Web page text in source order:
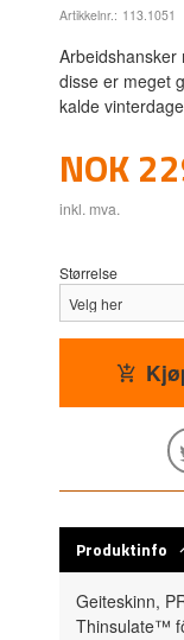
Artikkelnr.: 113.1051
disse er meget
kalde
Pris
NOK
inkl. mva.
Størrelse
Produktinfo
Geiteskinn,
Thinsulate™